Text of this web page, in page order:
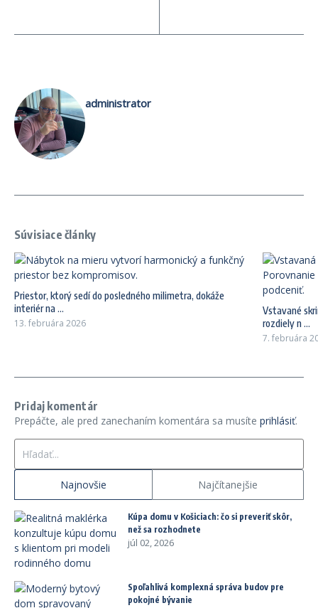
administrator
Súvisiace články
Priestor, ktorý sedí do posledného milimetra, dokáže
interiér na ...
13. februára 2026
Vstavané
rozdiely n ...
7. februára
Pridaj komentár
Prepáčte, ale pred zanechaním komentára sa musíte prihlásiť.
Najnovšie Najčítanejšie
Kúpa domu v Košiciach: čo si preveriť skôr,
než sa rozhodnete
júl 02, 2026
Spoľahlivá komplexná správa budov pre
pokojné bývanie